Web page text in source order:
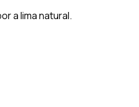
a lima natural.